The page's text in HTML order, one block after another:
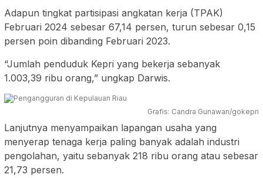
Adapun tingkat partisipasi angkatan kerja (TPAK)
Februari 2024 sebesar 67,14 persen, turun sebesar 0,15
persen poin dibanding Februari 2023.
“Jumlah penduduk Kepri yang bekerja sebanyak
1.003,39 ribu orang,” ungkap Darwis.
Grafis: Candra Gunawan/gokepri
Lanjutnya menyampaikan lapangan usaha yang
menyerap tenaga kerja paling banyak adalah industri
pengolahan, yaitu sebanyak 218 ribu orang atau sebesar
21,73 persen.